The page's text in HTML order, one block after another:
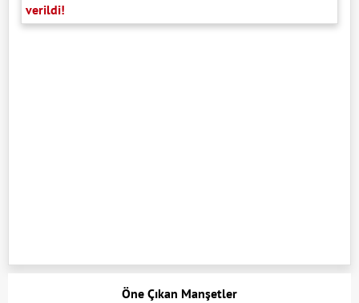
verildi!
Öne Çıkan Manşetler